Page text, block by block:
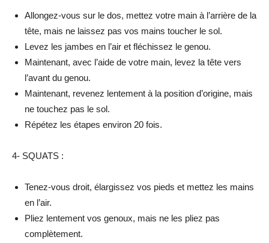
Allongez-vous sur le dos, mettez votre main à l’arrière de la
tête, mais ne laissez pas vos mains toucher le sol.
Levez les jambes en l’air et fléchissez le genou.
Maintenant, avec l’aide de votre main, levez la tête vers
l’avant du genou.
Maintenant, revenez lentement à la position d’origine, mais
ne touchez pas le sol.
Répétez les étapes environ 20 fois.
4- SQUATS :
Tenez-vous droit, élargissez vos pieds et mettez les mains
en l’air.
Pliez lentement vos genoux, mais ne les pliez pas
complètement.